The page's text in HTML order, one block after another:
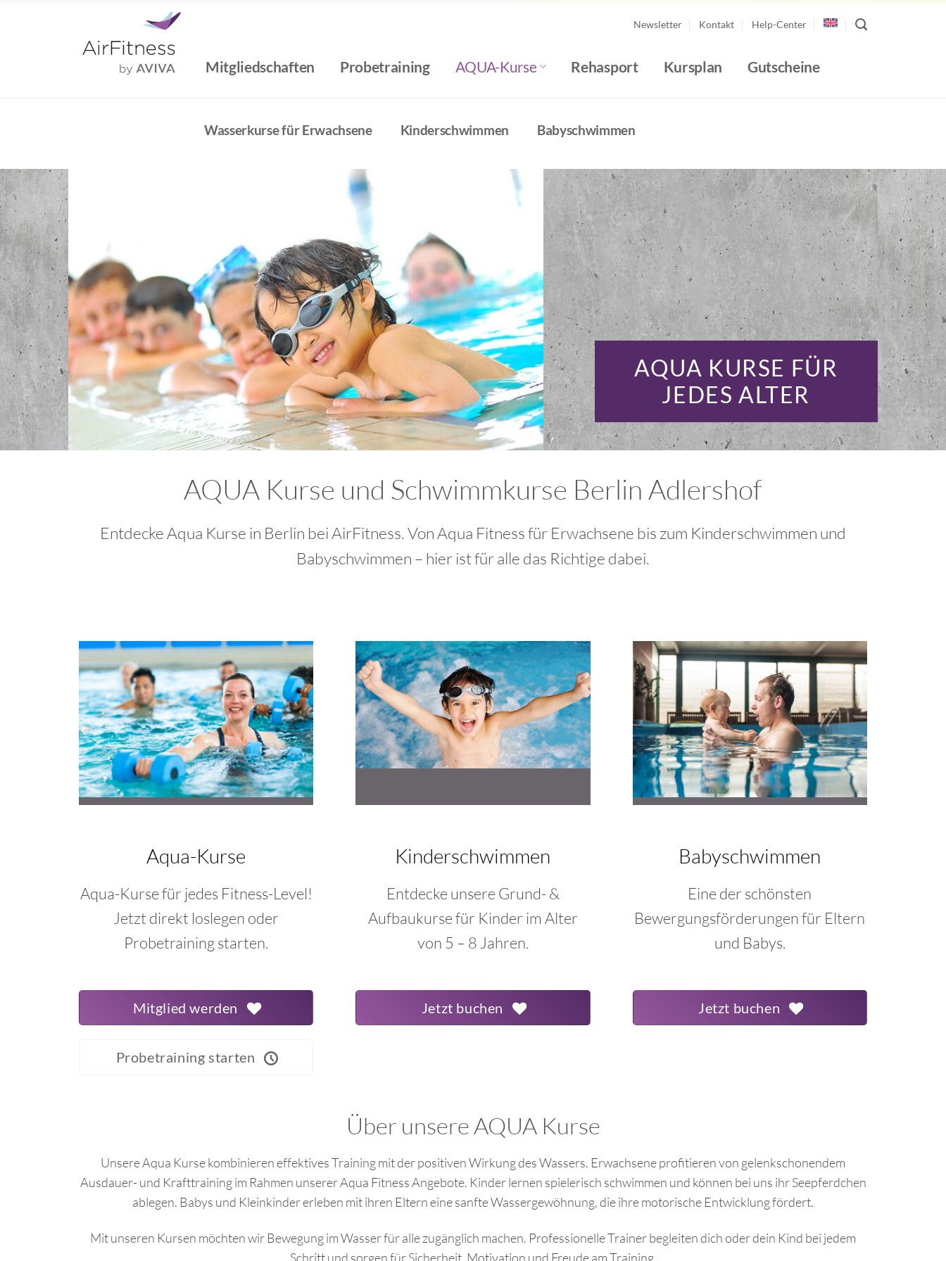
Newsletter Kontakt Help-Center
Mitgliedschaften Probetraining AQUA-Kurse Rehasport Kursplan Gutscheine
Wasserkurse für Erwachsene Kinderschwimmen Babyschwimmen
AQUA KURSE FÜR
JEDES ALTER
AQUA Kurse und Schwimmkurse Berlin Adlershof
Entdecke Aqua Kurse in Berlin bei AirFitness. Von Aqua Fitness für Erwachsene bis zum Kinderschwimmen und
Babyschwimmen – hier ist für alle das Richtige dabei.
Aqua-Kurse
Aqua-Kurse für jedes Fitness-Level!
Jetzt direkt loslegen oder
Probetraining starten.
Mitglied werden
Probetraining starten
Kinderschwimmen
Entdecke unsere Grund- &
Aufbaukurse für Kinder im Alter
von 5 – 8 Jahren.
Jetzt buchen
Babyschwimmen
Eine der schönsten
Bewergungsförderungen für Eltern
und Babys.
Jetzt buchen
Über unsere AQUA Kurse
Unsere Aqua Kurse kombinieren effektives Training mit der positiven Wirkung des Wassers. Erwachsene profitieren von gelenkschonendem
Ausdauer- und Krafttraining im Rahmen unserer Aqua Fitness Angebote. Kinder lernen spielerisch schwimmen und können bei uns ihr Seepferdchen
ablegen. Babys und Kleinkinder erleben mit ihren Eltern eine sanfte Wassergewöhnung, die ihre motorische Entwicklung fördert.
Mit unseren Kursen möchten wir Bewegung im Wasser für alle zugänglich machen. Professionelle Trainer begleiten dich oder dein Kind bei jedem
Schritt und sorgen für Sicherheit, Motivation und Freude am Training.